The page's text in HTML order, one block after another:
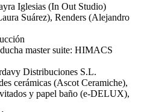
Iglesias (In Out Studio)
Suárez), Renders (Alejandro
master suite: HIMACS
Distribuciones S.L.
cerámicas (Ascot Ceramiche),
y papel baño (e-DELUX),